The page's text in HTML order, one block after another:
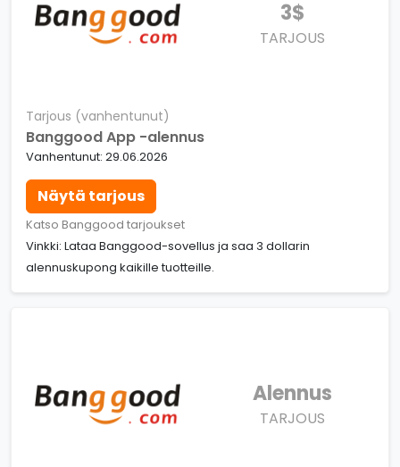
3$
TARJOUS
Tarjous (vanhentunut)
Banggood App -alennus
Vanhentunut: 29.06.2026
Näytä tarjous
Katso Banggood tarjoukset
Vinkki: Lataa Banggood-sovellus ja saa 3 dollarin
alennuskupong kaikille tuotteille.
Alennus
TARJOUS